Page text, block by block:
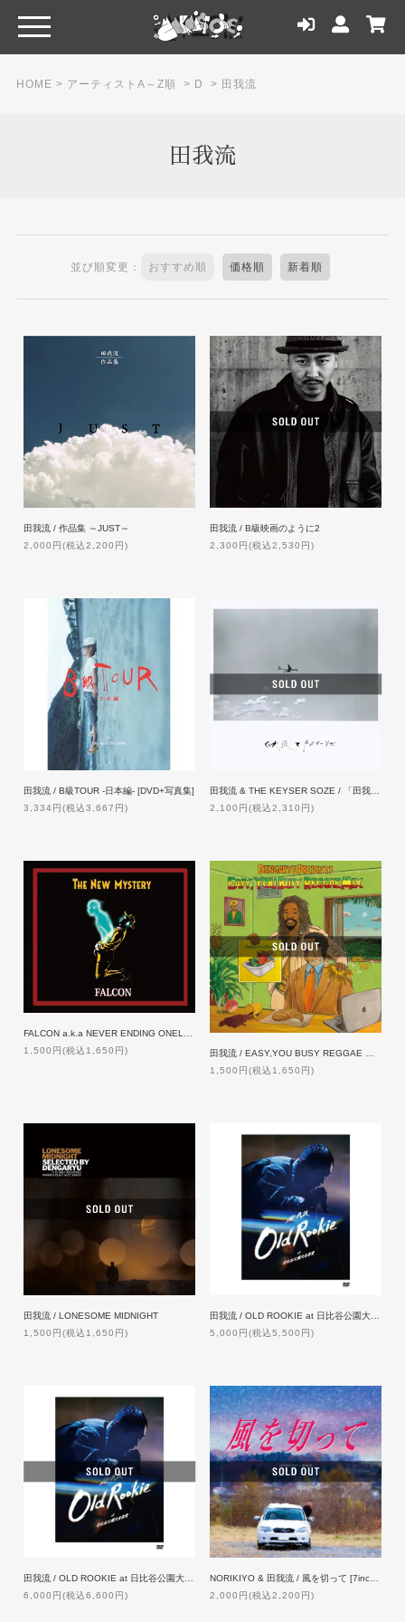
HOME > アーティストA～Z順 > D > 田我流
田我流
並び順変更： おすすめ順 価格順 新着順
田我流 / 作品集 ～JUST～
2,000円(税込2,200円)
田我流 / B級映画のように2
2,300円(税込2,530円)
田我流 / B級TOUR -日本編- [DVD+写真集]
3,334円(税込3,667円)
2,100円(税込2,310円)
1,500円(税込1,650円)
1,500円(税込1,650円)
田我流 / LONESOME MIDNIGHT
1,500円(税込1,650円)
5,000円(税込5,500円)
6,000円(税込6,600円)
2,000円(税込2,200円)